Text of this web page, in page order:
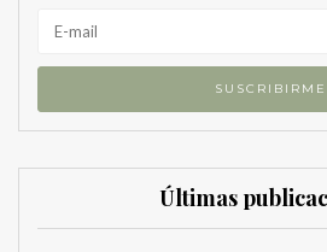
Últimas